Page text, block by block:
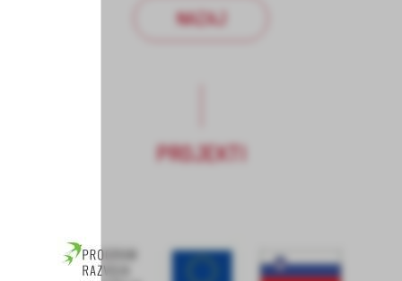
NAZAJ
PROJEKTI